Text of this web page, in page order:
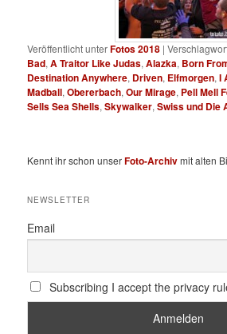
Veröffentlicht unterFotos 2018 |
Bad,A Traitor Like Judas,Alazka, Born
Destination Anywhere, Driven, Elfmorgen,I
Madball,Obererbach,Our Mirage, Pell Mell
Sells Sea Shells,Skywalker,Swiss und Die
Kennt ihr schon unserFoto-Archivmit alten
NEWSLETTER
Email
Subscribing I accept the privacy